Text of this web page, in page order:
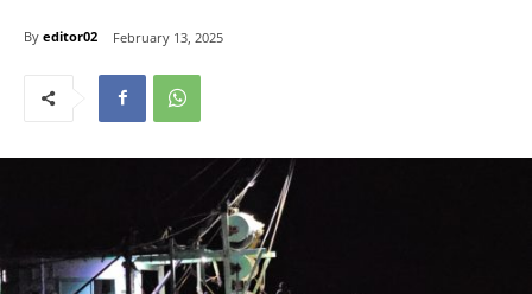
By editor02 February 13, 2025